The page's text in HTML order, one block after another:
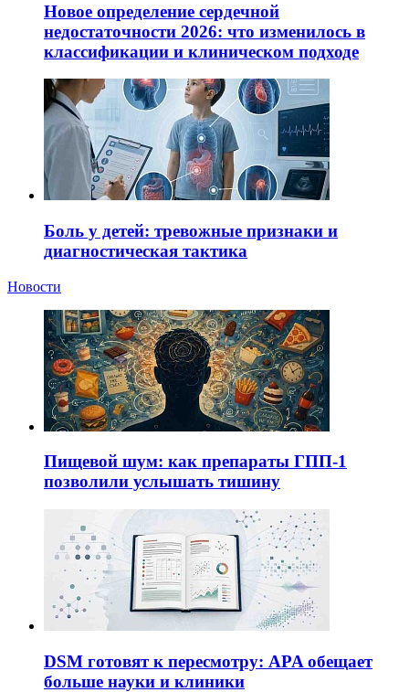
Новое определение сердечной
недостаточности 2026: что изменилось в
классификации и клиническом подходе
Боль у детей: тревожные признаки и
диагностическая тактика
Новости
Пищевой шум: как препараты ГПП-1
позволили услышать тишину
DSM готовят к пересмотру: APA обещает
больше науки и клиники